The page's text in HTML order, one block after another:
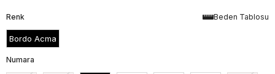
Beden Tablosu
Renk
Bordo Acma
Numara